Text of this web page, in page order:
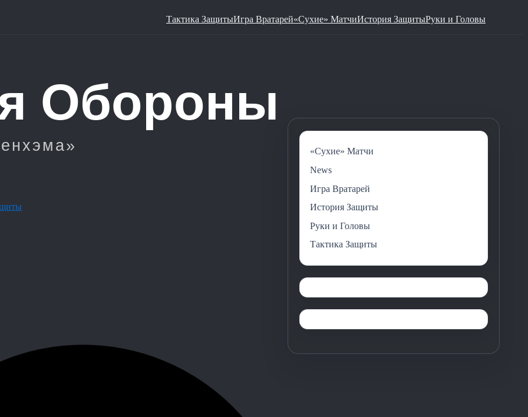
Тактика ЗащитыИгра Вратарей«Сухие» МатчиИстория ЗащитыРуки и Головы
«Сухие» Матчи
News
Игра Вратарей
История Защиты
Руки и Головы
Тактика Защиты